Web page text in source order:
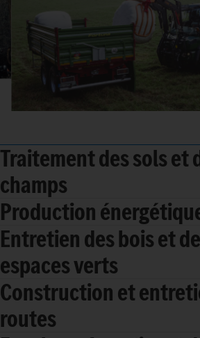
Traitement des sols et
champs
Production
Entretien des bois et
espaces verts
Construction et
routes